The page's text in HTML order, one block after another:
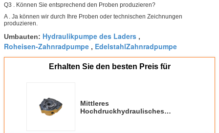
Q3 . Können Sie entsprechend den Proben produzieren?
A . Ja können wir durch Ihre Proben oder technischen Zeichnungen
produzieren.
Umbauten: Hydraulikpumpe des Laders ,
Roheisen-Zahnradpumpe , EdelstahlZahnradpumpe
Erhalten Sie den besten Preis für
Mittleres
Hochdruckhydraulisches